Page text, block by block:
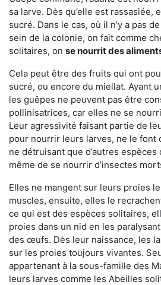
sa larve. Dès qu’elle est rassasiée,
sucré. Dans le cas, où il n’y a pas
sein de la colonie, on fait comme
solitaires, on se nourrit des
Cela peut être des fruits qui ont
sucré, ou encore du miellat. Ayant
les guêpes ne peuvent pas être
pollinisatrices, car elles ne se
Leur agressivité faisant partie de
pour nourrir leurs larves, ne le font
ne détruisant que d’autres espèces
même de se nourrir d’insectes
Elles ne mangent sur leurs proies
muscles, ensuite, elles le
ce qui est des espèces solitaires,
proies dans un nid en les
des œufs. Dès leur naissance, les
sur les proies toujours vivantes.
appartenant à la sous-famille des
leurs larves comme les Abeilles